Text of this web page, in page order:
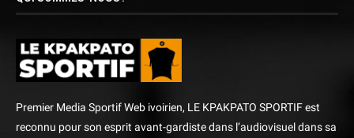
Premier Media Sportif Web ivoirien, LE KPAKPATO SPORTIF est
reconnu pour son esprit avant-gardiste dans l’audiovisuel dans sa